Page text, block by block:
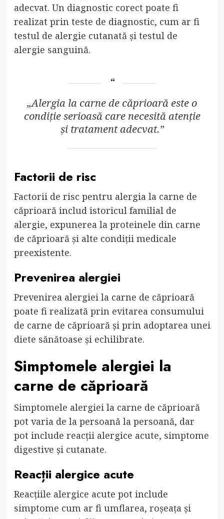
adecvat. Un diagnostic corect poate fi
realizat prin teste de diagnostic, cum ar fi
testul de alergie cutanată și testul de
alergie sanguină.
„Alergia la carne de căprioară este o
condiție serioasă care necesită atenție
și tratament adecvat.”
Factorii de risc
Factorii de risc pentru alergia la carne de
căprioară includ istoricul familial de
alergie, expunerea la proteinele din carne
de căprioară și alte condiții medicale
preexistente.
Prevenirea alergiei
Prevenirea alergiei la carne de căprioară
poate fi realizată prin evitarea consumului
de carne de căprioară și prin adoptarea unei
diete sănătoase și echilibrate.
Simptomele alergiei la
carne de căprioară
Simptomele alergiei la carne de căprioară
pot varia de la persoană la persoană, dar
pot include reacții alergice acute, simptome
digestive și cutanate.
Reacții alergice acute
Reacțiile alergice acute pot include
simptome cum ar fi umflarea, roșeața și